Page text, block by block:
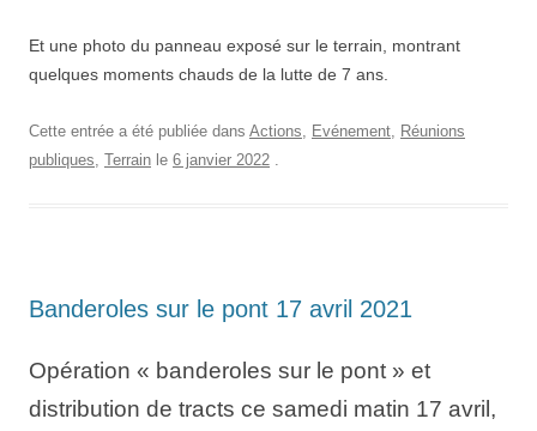
Et une photo du panneau exposé sur le terrain, montrant
quelques moments chauds de la lutte de 7 ans.
Cette entrée a été publiée dans Actions, Evénement, Réunions
publiques, Terrain le 6 janvier 2022 .
Banderoles sur le pont 17 avril 2021
Opération « banderoles sur le pont » et
distribution de tracts ce samedi matin 17 avril,